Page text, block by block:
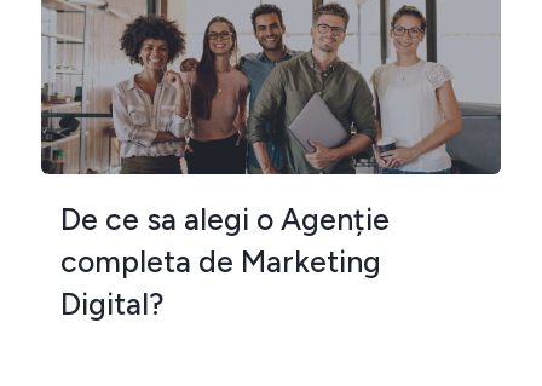
De ce sa alegi o Agenție
completa de Marketing
Digital?